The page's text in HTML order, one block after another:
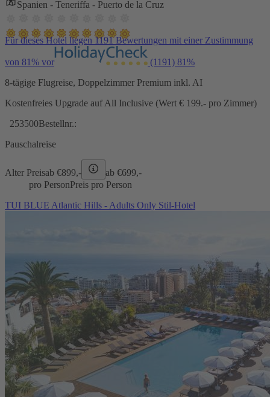
Spanien - Teneriffa - Puerto de la Cruz
Für dieses Hotel liegen 1191 Bewertungen mit einer Zustimmung
von 81% vor (1191) 81%
8-tägige Flugreise, Doppelzimmer Premium inkl. AI
Kostenfreies Upgrade auf All Inclusive (Wert € 199.- pro Zimmer)
253500Bestellnr.:
Pauschalreise
Alter Preisab €899,- ab €699,-
pro PersonPreis pro Person
TUI BLUE Atlantic Hills - Adults Only Stil-Hotel